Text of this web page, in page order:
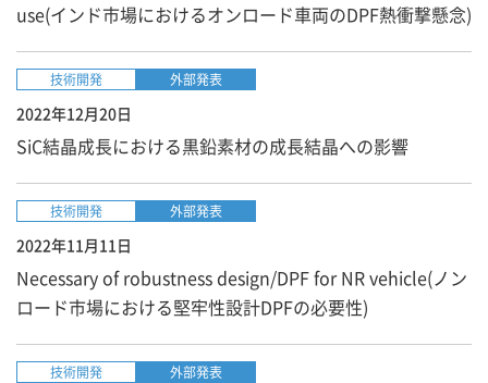
use(インド市場におけるオンロード車両のDPF熱衝撃懸念)
技術開発 外部発表
2022年12月20日
SiC結晶成長における黒鉛素材の成長結晶への影響
技術開発 外部発表
2022年11月11日
Necessary of robustness design/DPF for NR vehicle(ノン
ロード市場における堅牢性設計DPFの必要性)
技術開発 外部発表